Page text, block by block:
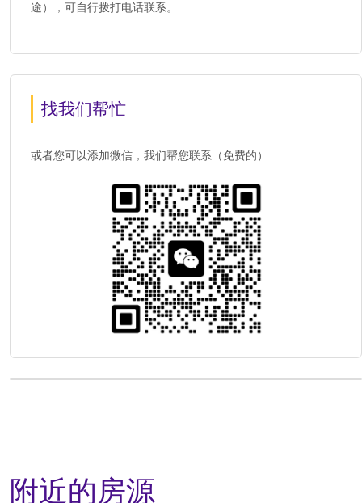
途），可自行拨打电话联系。
找我们帮忙
或者您可以添加微信，我们帮您联系（免费的）
附近的房源